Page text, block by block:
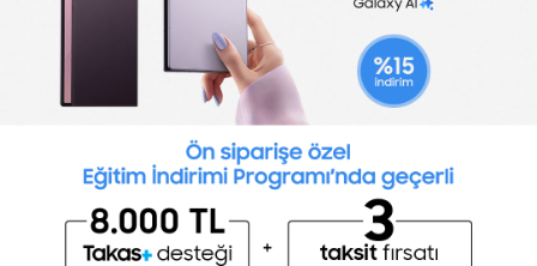
Toptalent Marka ve İnsan Kaynakları Danışmanlığı Limited Şirketi Özel İstihdam Bürosu